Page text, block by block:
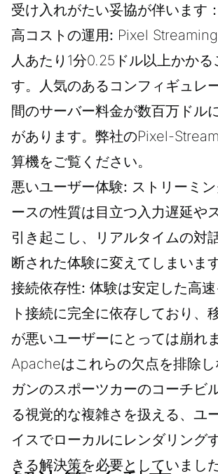
受け入れがたい妥協が伴います：
高コストの運用: Pixel
人あたり1分0.25ドル以上かかる
す。人気のあるコンフィギュレ
間のサーバー料金が数百万ドル
があります。弊社のPixel-
算機をご覧ください。
悪いユーザー体験: ストリーミ
ースの性質は目立つ入力遅延や
引き起こし、リアルタイムの対
断された体験に変えてしまいます
接続依存性: 体験は安定した高
ト接続に完全に依存しており、
が悪いユーザーにとっては崩れま
Apacheはこれらの欠点を排除
ガンのスポーツカーのコーチビ
る視覚的な複雑さを扱える、ユ
イスでローカルにレンダリング
きる解決策を必要としていました